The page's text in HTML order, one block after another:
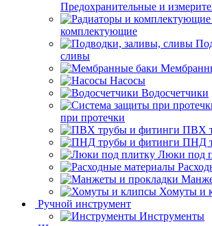
Предохранительные и
комплектующие
сливы
Насосы
Водосчетчики
при протечки
ПВХ
ПНД
Люки под
Хомуты и
Ручной инструмент
Инструменты